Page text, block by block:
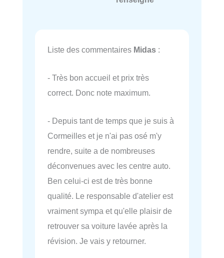
Liste des commentaires Midas :
- Très bon accueil et prix très
correct. Donc note maximum.
- Depuis tant de temps que je suis à
Cormeilles et je n'ai pas osé m'y
rendre, suite a de nombreuses
déconvenues avec les centre auto.
Ben celui-ci est de très bonne
qualité. Le responsable d'atelier est
vraiment sympa et qu'elle plaisir de
retrouver sa voiture lavée après la
révision. Je vais y retourner.